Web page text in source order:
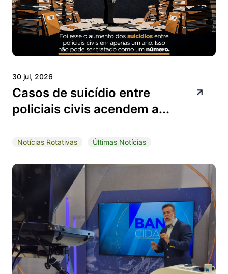
30 jul, 2026
Casos de suicídio entre
policiais civis acendem a...
Notícias Rotativas Últimas Notícias